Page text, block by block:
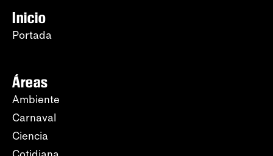
Inicio
Portada
Áreas
Ambiente
Carnaval
Ciencia